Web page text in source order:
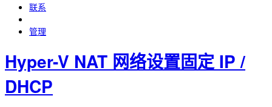
联系
管理
Hyper-V NAT 网络设置固定 IP /
DHCP